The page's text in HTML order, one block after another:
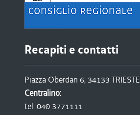
Recapiti e contatti
Piazza Oberdan 6, 34133 TRIESTE
Centralino:
tel. 040 3771111